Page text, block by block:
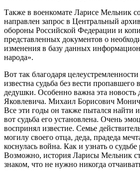
Также в военкомате Ларисе Мельник
направлен запрос в Центральный
обороны Российской Федерации и
представленных документов о
изменения в базу данных
народа».
Вот так благодаря
известна судьба без вести
дедушки. Особенно важна эта новость
Яковлевича. Михаил Борисович Монич
Все эти годы он также пытался
вот судьба его установлена. Очень
воспринял известие. Семье
могилу своего отца, деда, прадеда
коснулась война. Как и узнать о судьбе
Возможно, история Ларисы Мельник
знаком, что не нужно никогда